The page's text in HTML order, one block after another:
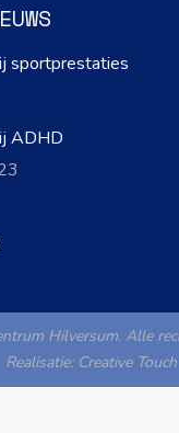
sportprestaties
ADHD
Hilversum. Alle
Realisatie: Creative Touch